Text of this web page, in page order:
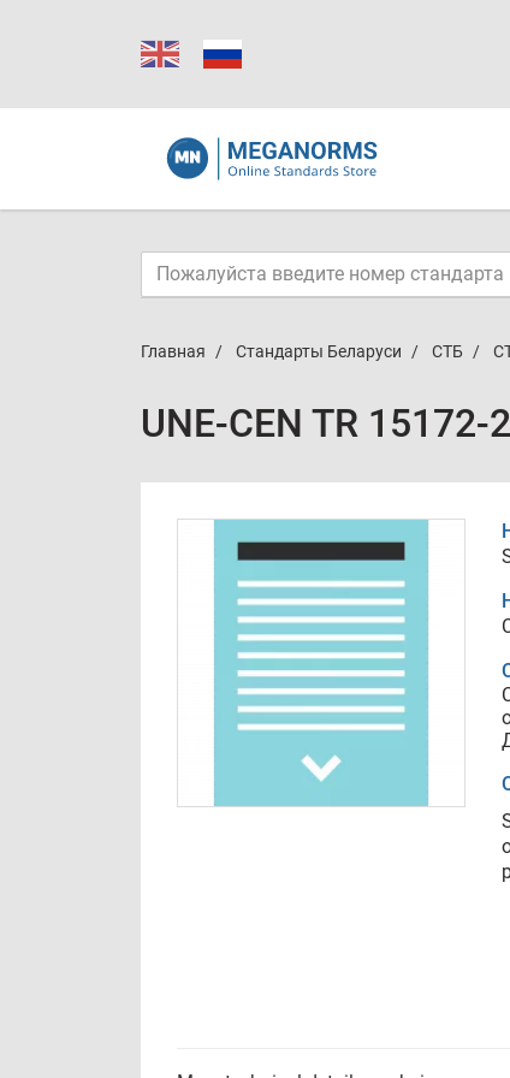
Главная Стандарты Беларуси СТБ
UNE-CEN TR 15172-